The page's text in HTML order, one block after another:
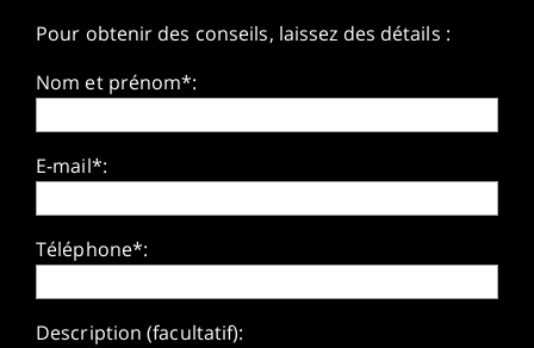
Pour obtenir des conseils, laissez des détails :
Nom et prénom*:
E-mail*:
Téléphone*:
Description (facultatif):